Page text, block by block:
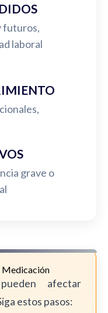
futuros,
laboral
grave o
Medicación
afectar
estos pasos: